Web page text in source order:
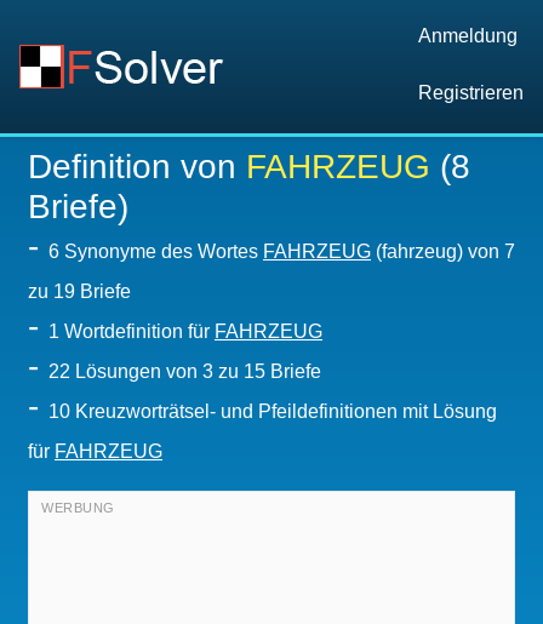
Anmeldung
Registrieren
Definition von FAHRZEUG (8
Briefe)
- 6 Synonyme des Wortes FAHRZEUG (fahrzeug) von 7
zu 19 Briefe
- 1 Wortdefinition für FAHRZEUG
- 22 Lösungen von 3 zu 15 Briefe
- 10 Kreuzworträtsel- und Pfeildefinitionen mit Lösung
für FAHRZEUG